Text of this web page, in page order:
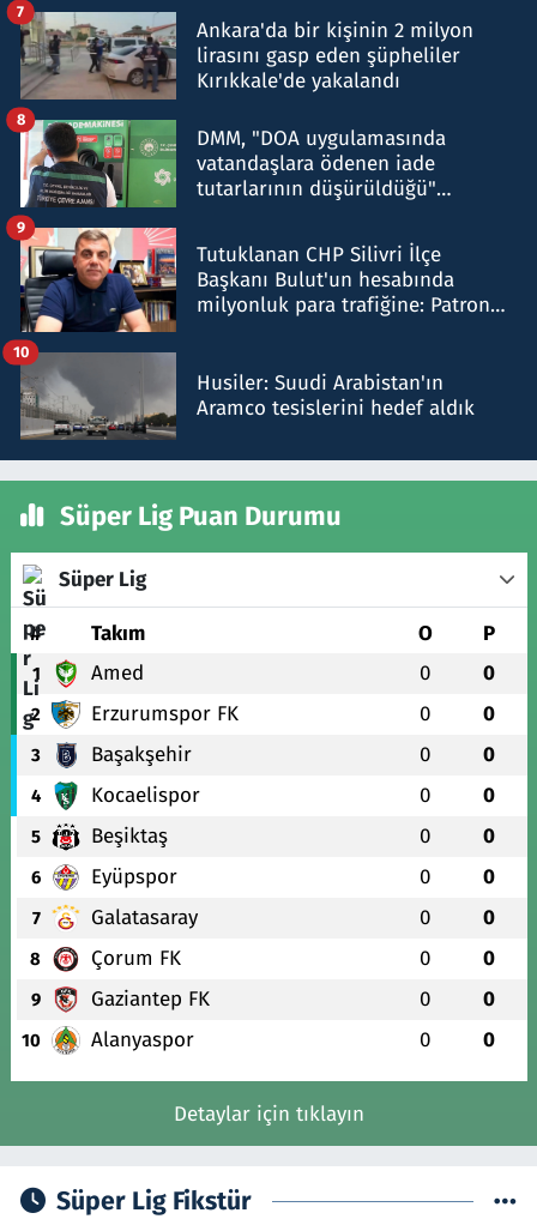
Ankara'da bir kişinin 2 milyon
lirasını gasp eden şüpheliler
Kırıkkale'de yakalandı
7
DMM, "DOA uygulamasında
vatandaşlara ödenen iade
tutarlarının düşürüldüğü"
8
Tutuklanan CHP Silivri İlçe
Başkanı Bulut'un hesabında
milyonluk para trafiğine: Patron
9
Husiler: Suudi Arabistan'ın
Aramco tesislerini hedef aldık
10
Süper Lig Puan Durumu
Süper Lig
# Takım O P
1 Amed 0 0
2 Erzurumspor FK 0 0
3 Başakşehir 0 0
4 Kocaelispor 0 0
5 Beşiktaş 0 0
6 Eyüpspor 0 0
7 Galatasaray 0 0
8 Çorum FK 0 0
9 Gaziantep FK 0 0
10 Alanyaspor 0 0
Detaylar için tıklayın
Süper Lig Fikstür